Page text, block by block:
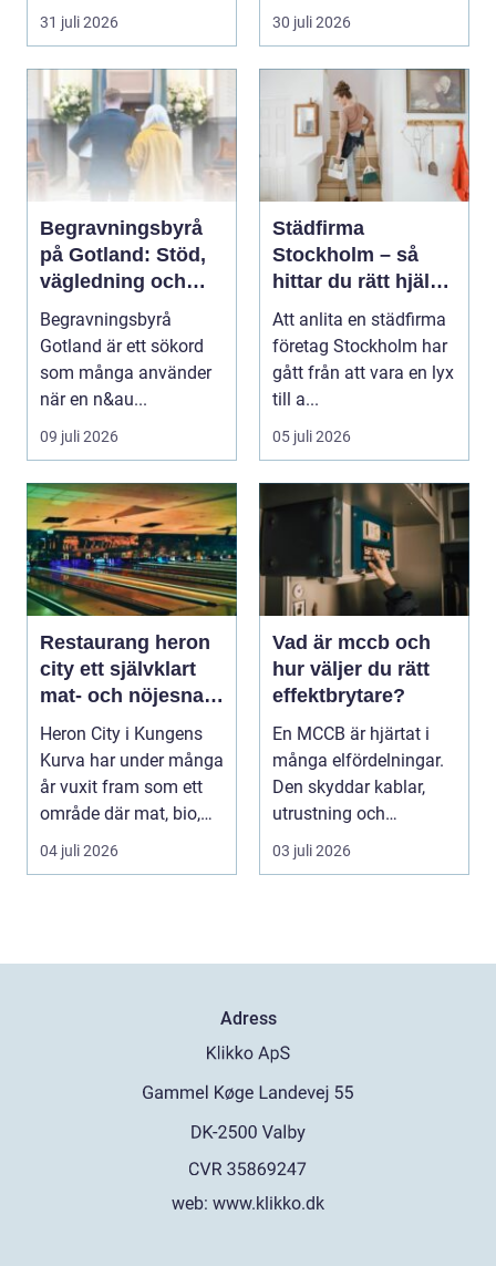
värme, däm...
31 juli 2026
andra köksredskap
30 juli 2026
Begravningsbyrå
på Gotland: Stöd,
vägledning och
trygga val
Begravningsbyrå
Gotland är ett sökord
som många använder
när en n&au...
09 juli 2026
Städfirma
Stockholm – så
hittar du rätt hjälp
för hem och
företag
Att anlita en städfirma
företag Stockholm har
gått från att vara en lyx
till a...
05 juli 2026
Restaurang heron
city ett självklart
mat- och nöjesnav
i kungens kurva
Heron City i Kungens
Kurva har under många
år vuxit fram som ett
område där mat, bio,
shopping och a...
04 juli 2026
Vad är mccb och
hur väljer du rätt
effektbrytare?
En MCCB är hjärtat i
många elfördelningar.
Den skyddar kablar,
utrustning och
människor mot
03 juli 2026
Adress
web: www.klikko.dk